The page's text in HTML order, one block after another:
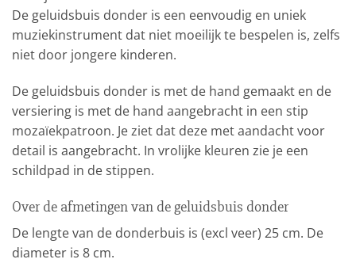
De geluidsbuis donder is een eenvoudig en uniek
muziekinstrument dat niet moeilijk te bespelen is, zelfs
niet door jongere kinderen.
De geluidsbuis donder is met de hand gemaakt en de
versiering is met de hand aangebracht in een stip
mozaïekpatroon. Je ziet dat deze met aandacht voor
detail is aangebracht. In vrolijke kleuren zie je een
schildpad in de stippen.
Over de afmetingen van de geluidsbuis donder
De lengte van de donderbuis is (excl veer) 25 cm. De
diameter is 8 cm.